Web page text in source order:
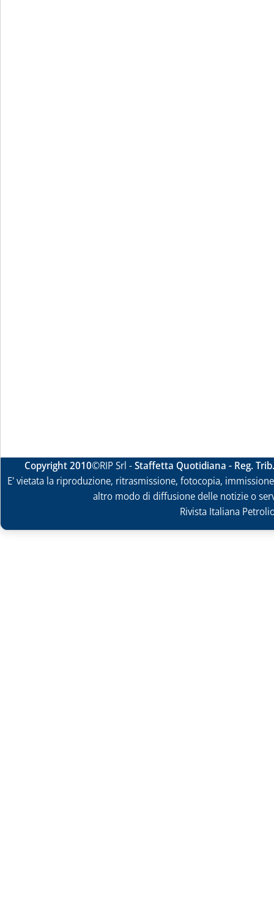
Copyright 2010©RIP Srl -Staffetta Quotidiana - Reg.
E' vietata la riproduzione, ritrasmissione, fotocopia,
altro modo di diffusione delle notizie o
Rivista Italiana